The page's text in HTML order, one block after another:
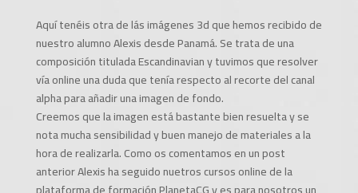
Aquí tenéis otra de lás imágenes 3d que hemos recibido de
nuestro alumno Alexis desde Panamá. Se trata de una
composición titulada Escandinavian y tuvimos que resolver
vía online una duda que tenía respecto al recorte del canal
alpha para añadir una imagen de fondo.
Creemos que la imagen está bastante bien resuelta y se
nota mucha sensibilidad y buen manejo de materiales a la
hora de realizarla. Como os comentamos en un post
anterior Alexis ha seguido nuetros cursos online de la